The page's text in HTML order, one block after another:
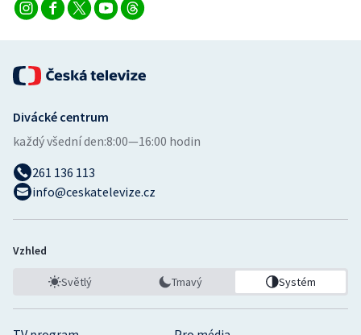
Divácké centrum
každý všední den:8:00—16:00 hodin
261 136 113
info@ceskatelevize.cz
Vzhled
Světlý Tmavý Systém